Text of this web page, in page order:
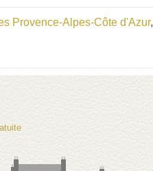
Provence-Alpes-Côte d'Azur,